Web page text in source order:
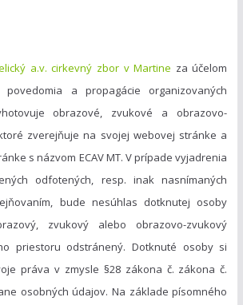
a.v. cirkevný zbor v Martine za účelom
povedomia a propagácie organizovaných
obrazové, zvukové a obrazovo-
zverejňuje na svojej webovej stránke a
s názvom ECAV MT. V prípade vyjadrenia
odfotených, resp. inak nasnímaných
bude nesúhlas dotknutej osoby
zvukový alebo obrazovo-zvukový
priestoru odstránený. Dotknuté osoby si
práva v zmysle §28 zákona č. zákona č.
osobných údajov. Na základe písomného